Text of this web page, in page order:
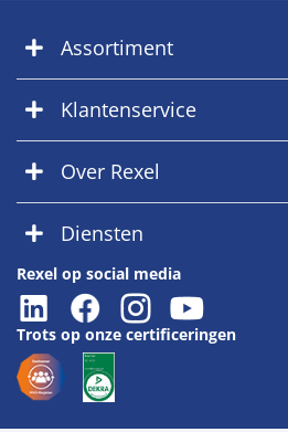
Assortiment
Klantenservice
Over Rexel
Diensten
Rexel op social media
Trots op onze certificeringen